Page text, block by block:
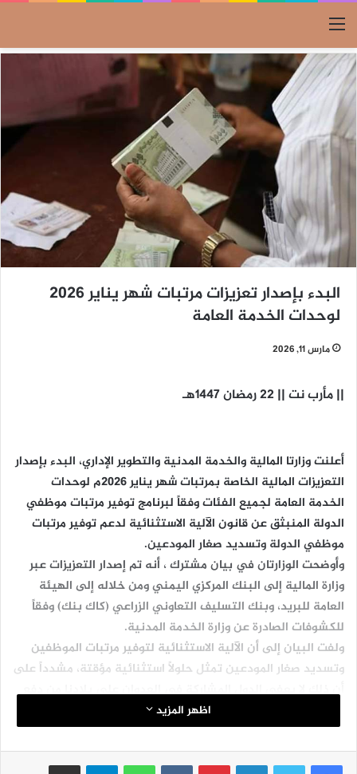
القائمة
البدء بإصدار تعزيزات مرتبات شهر يناير 2026
لوحدات الخدمة العامة
مارس 11, 2026
|| مأرب نت || 22 رمضان 1447هـ
أعلنت وزارتا المالية والخدمة المدنية والتطوير الإداري، البدء بإصدار
التعزيزات المالية الخاصة بمرتبات شهر يناير 2026م لوحدات
الخدمة العامة لجميع الفئات وفقاً لبرنامج توفير مرتبات موظفي
الدولة المنبثق عن قانون الآلية الاستثنائية لدعم توفير مرتبات
موظفي الدولة وتسديد صغار المودعين.
وأوضحت الوزارتان في بيان مشترك ، أنه تم إصدار التعزيزات عبر
وزارة المالية إلى البنك المركزي اليمني ومن خلاله إلى الهيئة
العامة للبريد، وبنك التسليف التعاوني الزراعي (كاك بنك) وفقاً
للكشوفات الصادرة عن وزارة الخدمة المدنية.
ولفت البيان إلى أن الآلية الاستثنائية لتوفير مرتبات الموظفين
وتسديد صغار المودعين تمثل حلولًا استثنائية مؤقتة، مشدداً على
أن ذلك لا يعفي الدول المشاركة في العدوان على بلادنا من دفع
المرتبات والتعويضات لكل موظفي الخدمة العامة المتضررين من
دول العدوان التي تسيطر على إيرادات النفط والغاز التي كانت
تغطي فاتورة المرتبات.
اظهر المزيد
لينكدإنبينتيريست واتساب تيلقرام مشاركة عبر البريد